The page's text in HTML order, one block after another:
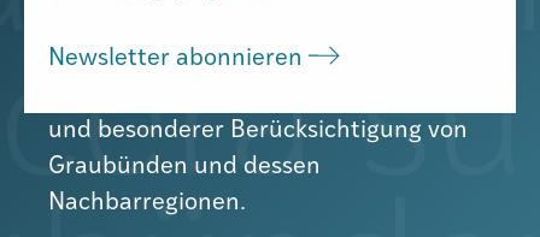
Publikationen
Personen
kulturwissenschaftliche Forschungen
und besonderer Berücksichtigung von
Graubünden und dessen
Nachbarregionen.
Newsletter abonnieren